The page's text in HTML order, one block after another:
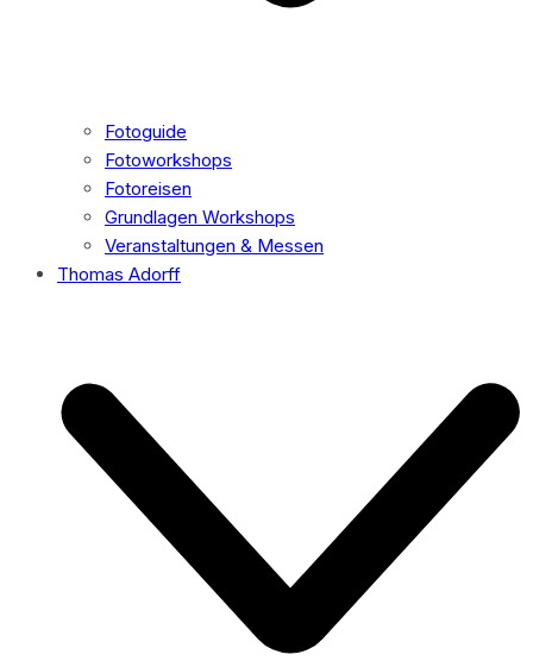
Fotoguide
Fotoworkshops
Fotoreisen
Grundlagen Workshops
Veranstaltungen & Messen
Thomas Adorff